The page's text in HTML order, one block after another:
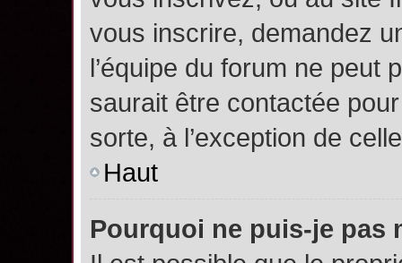
vous inscrire, demandez
l’équipe du forum ne peut
saurait être contactée
sorte, à l’exception de
Haut
Pourquoi ne puis-je pas